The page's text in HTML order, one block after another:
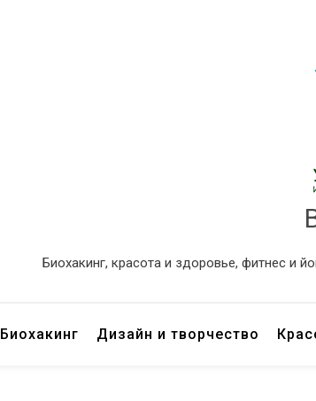
Биохакинг, красота и здоровье, фитнес и
Биохакинг Дизайн и творчество